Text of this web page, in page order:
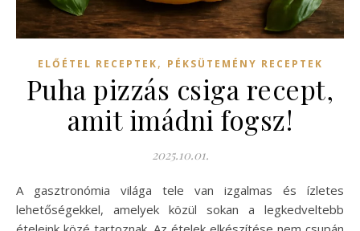
ELŐÉTEL RECEPTEK, PÉKSÜTEMÉNY RECEPTEK
Puha pizzás csiga recept,
amit imádni fogsz!
2025.10.01.
A gasztronómia világa tele van izgalmas és ízletes
lehetőségekkel, amelyek közül sokan a legkedveltebb